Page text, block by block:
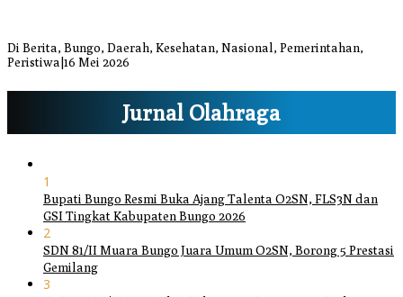
Di Berita, Bungo, Daerah, Kesehatan, Nasional, Pemerintahan,
Peristiwa 16 Mei 2026
Jurnal Olahraga
1
Bupati Bungo Resmi Buka Ajang Talenta O2SN, FLS3N dan
GSI Tingkat Kabupaten Bungo 2026
2
SDN 81/II Muara Bungo Juara Umum O2SN, Borong 5 Prestasi
Gemilang
3